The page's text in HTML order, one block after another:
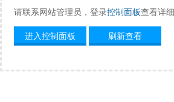
请联系网站管理员，登录控制面板查看详细
进入控制面板
刷新查看